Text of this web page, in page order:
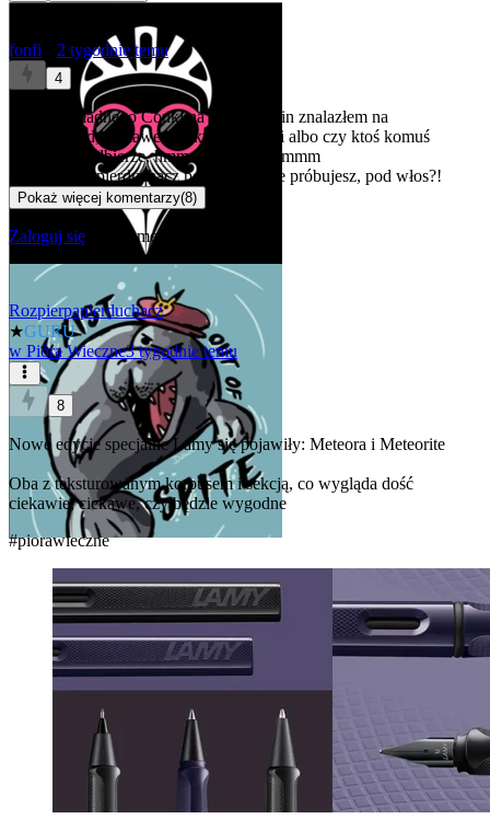
fonfi 2 tygodnie temu
4
Ale ładnego Conklina Mark Twain znalazłem na
vinted, ciekawe czy ktoś się skusi albo czy ktoś komuś
nie podbierze, hmm hmmm hmmmmm
@Rozpierpapierduchaczpod włos mnie próbujesz, pod włos?!
Pokaż więcej komentarzy(8)
Zaloguj się aby komentować
Rozpierpapierduchacz
★GURU
w Pióra Wieczne3 tygodnie temu
8
Nowe edycje specjalne Lamy się pojawiły: Meteora i Meteorite
Oba z teksturowanym korpusem i sekcją, co wygląda dość
ciekawie, ciekawe, czy będzie wygodne
#piorawieczne